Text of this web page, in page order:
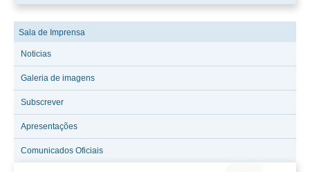
Sala de Imprensa
Noticias
Galeria de imagens
Subscrever
Apresentações
Comunicados Oficiais